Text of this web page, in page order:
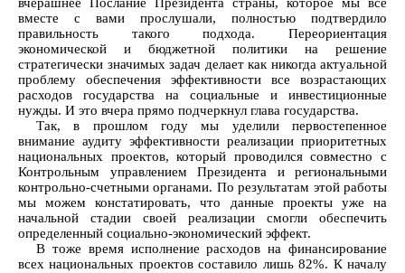
вместе с вами прослушали, полностью подтвердило
правильность такого подхода. Переориентация
экономической и бюджетной политики на решение
стратегически значимых задач делает как никогда актуальной
проблему обеспечения эффективности все возрастающих
расходов государства на социальные и инвестиционные
нужды. И это вчера прямо подчеркнул глава государства.
Так, в прошлом году мы уделили первостепенное
внимание аудиту эффективности реализации приоритетных
национальных проектов, который проводился совместно с
Контрольным управлением Президента и региональными
контрольно-счетными органами. По результатам этой работы
мы можем констатировать, что данные проекты уже на
начальной стадии своей реализации смогли обеспечить
определенный социально-экономический эффект.
В тоже время исполнение расходов на финансирование
всех национальных проектов составило лишь 82%. К началу